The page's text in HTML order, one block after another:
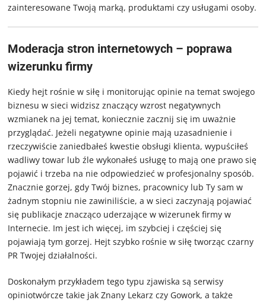
zainteresowane Twoją marką, produktami czy usługami osoby.
Moderacja stron internetowych – poprawa
wizerunku firmy
Kiedy hejt rośnie w siłę i monitorując opinie na temat swojego
biznesu w sieci widzisz znaczący wzrost negatywnych
wzmianek na jej temat, koniecznie zacznij się im uważnie
przyglądać. Jeżeli negatywne opinie mają uzasadnienie i
rzeczywiście zaniedbałeś kwestie obsługi klienta, wypuściłeś
wadliwy towar lub źle wykonałeś usługę to mają one prawo się
pojawić i trzeba na nie odpowiedzieć w profesjonalny sposób.
Znacznie gorzej, gdy Twój biznes, pracownicy lub Ty sam w
żadnym stopniu nie zawiniliście, a w sieci zaczynają pojawiać
się publikacje znacząco uderzające w wizerunek firmy w
Internecie. Im jest ich więcej, im szybciej i częściej się
pojawiają tym gorzej. Hejt szybko rośnie w siłę tworząc czarny
PR Twojej działalności.
Doskonałym przykładem tego typu zjawiska są serwisy
opiniotwórcze takie jak Znany Lekarz czy Gowork, a także